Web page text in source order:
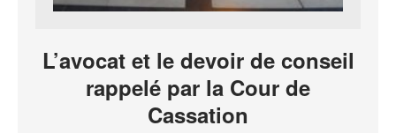
L’avocat et le devoir de conseil
rappelé par la Cour de
Cassation